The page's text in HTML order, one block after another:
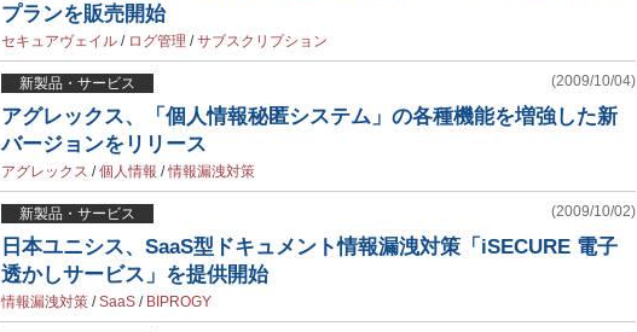
プランを販売開始
セキュアヴェイル / ログ管理 /サブスクリプション
新製品・サービス (2009/10/04)
アグレックス、「個人情報秘匿システム」の各種機能を増強した新
バージョンをリリース
アグレックス /個人情報 /情報漏洩対策
新製品・サービス (2009/10/02)
日本ユニシス、SaaS型ドキュメント情報漏洩対策「iSECURE 電子
透かしサービス」を提供開始
情報漏洩対策 /SaaS / BIPROGY